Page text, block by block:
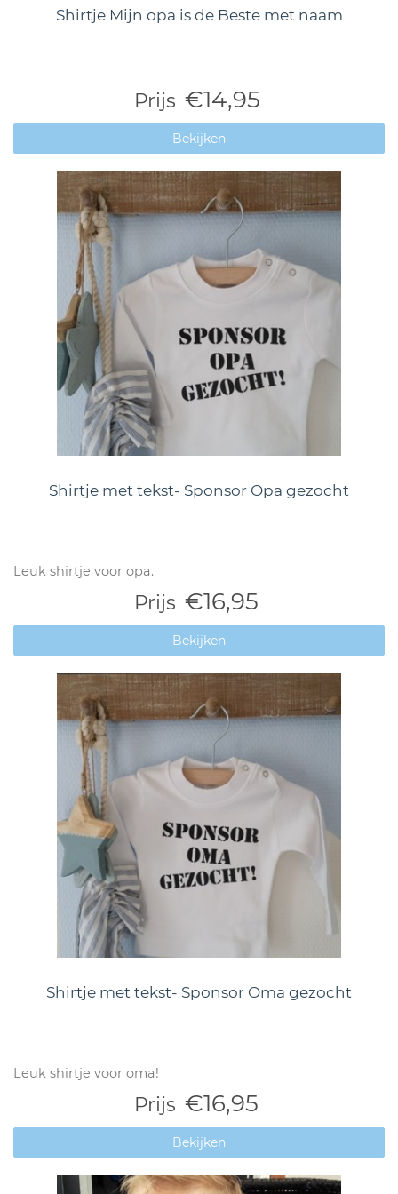
Shirtje Mijn opa is de Beste met naam
Prijs €14,95
Bekijken
Shirtje met tekst- Sponsor Opa gezocht
Leuk shirtje voor opa.
Prijs €16,95
Bekijken
Shirtje met tekst- Sponsor Oma gezocht
Leuk shirtje voor oma!
Prijs €16,95
Bekijken